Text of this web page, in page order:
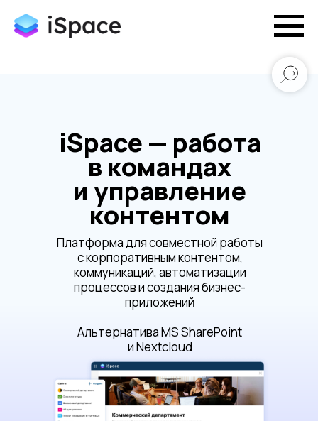
iSpace — работа
в командах
и управление
контентом
Платформа для совместной работы
с корпоративным контентом,
коммуникаций, автоматизации
процессов и создания бизнес-
приложений
Альтернатива MS SharePoint
и Nextcloud